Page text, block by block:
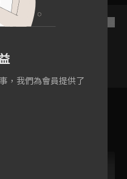
，我們為會員提供了